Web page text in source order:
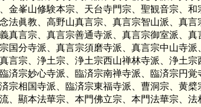
山修験本宗、天台寺門宗、聖観音宗、和
教、高野山真言宗、真言宗智山派、真言
宗、真言宗善通寺派、真言宗御室派、真
寺派、真言宗須磨寺派、真言宗中山寺派
、浄土宗、浄土宗西山禅林寺派、浄土宗
妙心寺派、臨済宗南禅寺派、臨済宗円覚
国寺派、臨済宗東福寺派、曹洞宗、黄檗
本法華宗、本門佛立宗、本門法華宗、法